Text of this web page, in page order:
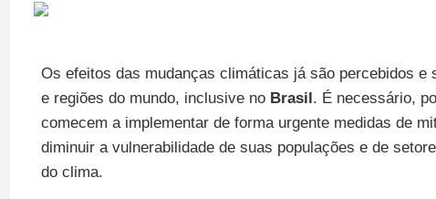
Os efeitos das mudanças climáticas já são percebidos e
e regiões do mundo, inclusive noBrasil. É necessário,
comecem a implementar de forma urgente medidas de
diminuir a vulnerabilidade de suas populações e de
do clima.